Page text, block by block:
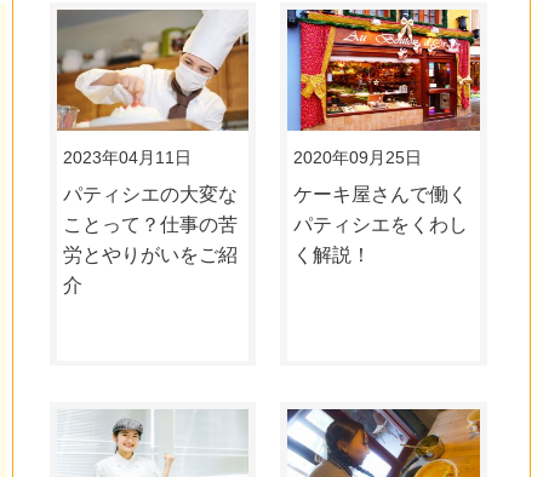
2023年04月11日
パティシエの大変な
ことって？仕事の苦
労とやりがいをご紹
介
2020年09月25日
ケーキ屋さんで働く
パティシエをくわし
く解説！